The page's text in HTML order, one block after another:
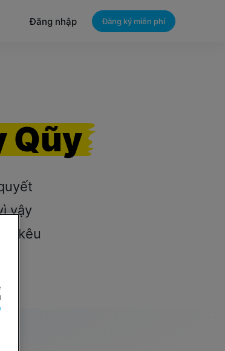
Đăng nhập Đăng ký miễn phí
Qũy
vậy
kêu